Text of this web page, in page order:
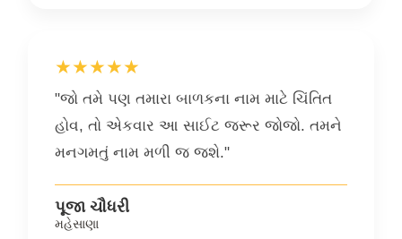
★★★★★
"જો તમે પણ તમારા બાળકના નામ માટે ચિંતિત
હોવ, તો એકવાર આ સાઈટ જરૂર જોજો. તમને
મનગમતું નામ મળી જ જશે."
પૂજા ચૌધરી
મહેસાણા